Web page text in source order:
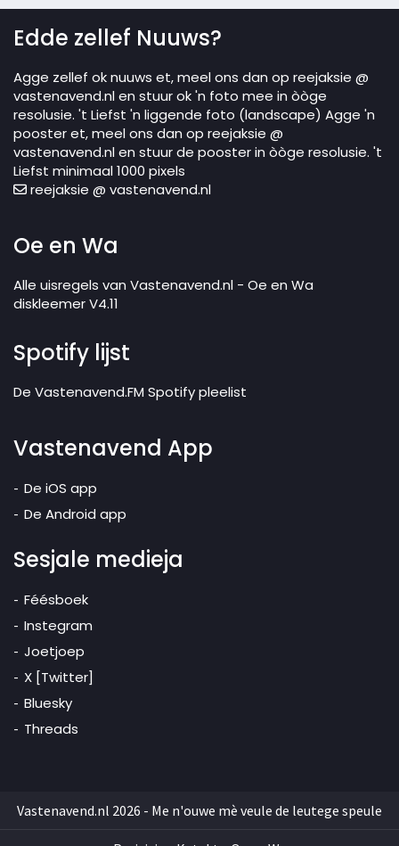
Edde zellef Nuuws?
Agge zellef ok nuuws et, meel ons dan op reejaksie @
vastenavend.nl en stuur ok 'n foto mee in òòge
resolusie. 't Liefst 'n liggende foto (landscape) Agge 'n
pooster et, meel ons dan op reejaksie @
vastenavend.nl en stuur de pooster in òòge resolusie. 't
Liefst minimaal 1000 pixels
reejaksie @ vastenavend.nl
Oe en Wa
Alle uisregels van Vastenavend.nl - Oe en Wa
diskleemer V4.11
Spotify lijst
De Vastenavend.FM Spotify pleelist
Vastenavend App
De iOS app
De Android app
Sesjale medieja
Féésboek
Instegram
Joetjoep
X [Twitter]
Bluesky
Threads
Vastenavend.nl 2026 - Me n'ouwe mè veule de leutege speule